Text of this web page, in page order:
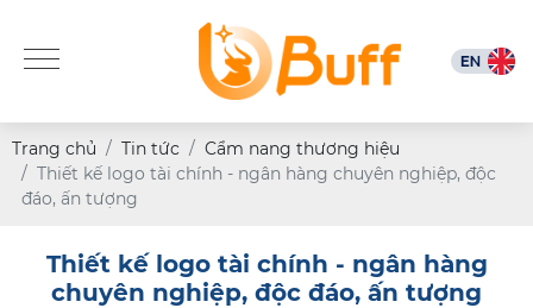
Trang chủ Tin tức
Cẩm nang thương hiệu
Thiết kế logo tài chính - ngân hàng chuyên nghiệp, độc
đáo, ấn tượng
Thiết kế logo tài chính - ngân hàng
chuyên nghiệp, độc đáo, ấn tượng